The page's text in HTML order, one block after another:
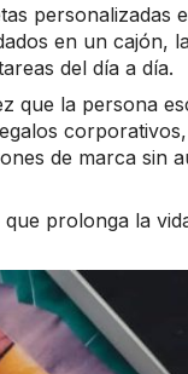
personalizadas
en un cajón,
del día a día.
que la persona
de marca sin
prolonga la